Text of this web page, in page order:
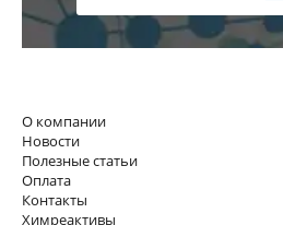
О компании
Новости
Полезные статьи
Оплата
Контакты
Химреактивы